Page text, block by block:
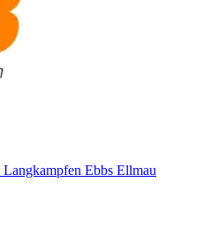
Langkampfen Ebbs Ellmau